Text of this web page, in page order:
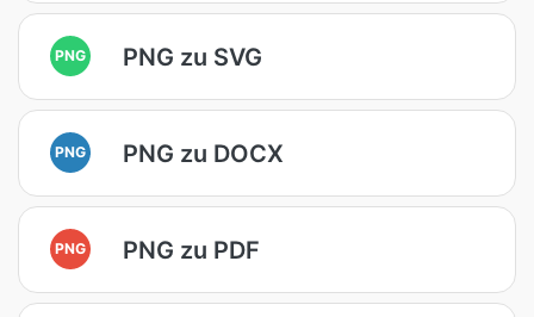
PNG PNG zu SVG
PNG PNG zu DOCX
PNG PNG zu PDF